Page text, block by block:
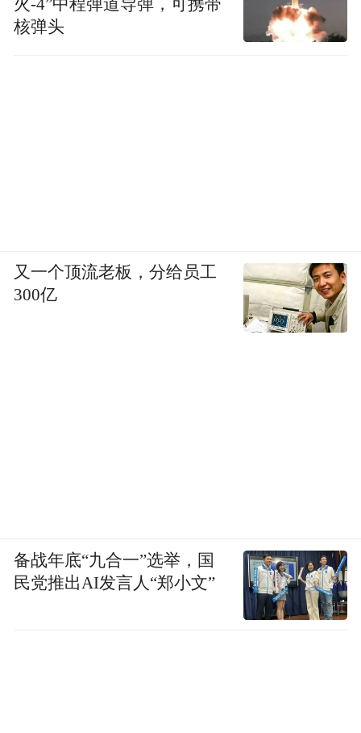
火-4”中程弹道导弹，可携带
核弹头
又一个顶流老板，分给员工
300亿
备战年底“九合一”选举，国
民党推出AI发言人“郑小文”